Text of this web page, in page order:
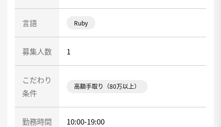
言語 Ruby
募集人数 1
こだわり
条件
高額手取り（80万以上）
勤務時間 10:00-19:00